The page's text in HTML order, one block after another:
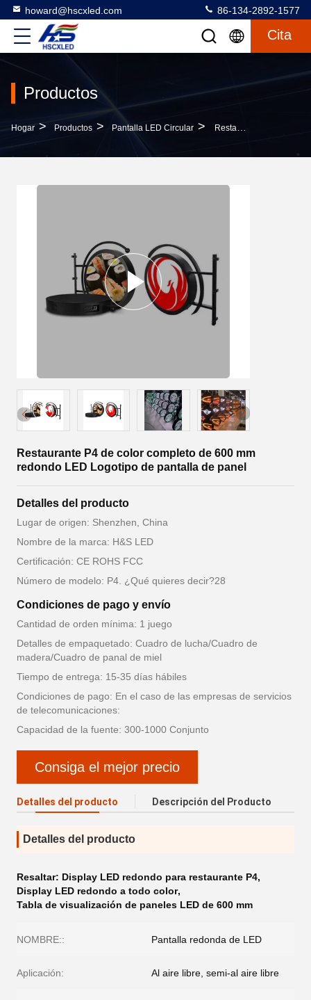
howard@hscxled.com 86-134-2892-1577
Cita
Productos
Hogar > Productos > Pantalla LED Circular > Restaurante P4 De Color Completo De 600 Mm Redondo LED Logotipo De Pantalla De Panel
Restaurante P4 de color completo de 600 mm
redondo LED Logotipo de pantalla de panel
Detalles del producto
Lugar de origen: Shenzhen, China
Nombre de la marca: H&S LED
Certificación: CE ROHS FCC
Número de modelo: P4. ¿Qué quieres decir?28
Condiciones de pago y envío
Cantidad de orden mínima: 1 juego
Detalles de empaquetado: Cuadro de lucha/Cuadro de
madera/Cuadro de panal de miel
Tiempo de entrega: 15-35 días hábiles
Condiciones de pago: En el caso de las empresas de servicios
de telecomunicaciones:
Capacidad de la fuente: 300-1000 Conjunto
Consiga el mejor precio
Detalles del producto Descripción del Producto
Detalles del producto
Resaltar: Display LED redondo para restaurante P4,
Display LED redondo a todo color,
Tabla de visualización de paneles LED de 600 mm
NOMBRE:: Pantalla redonda de LED
Aplicación: Al aire libre, semi-al aire libre